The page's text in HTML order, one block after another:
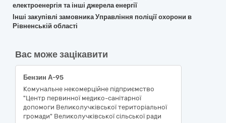
електроенергія та інші джерела енергії
Інші закупівлі замовника Управління поліції охорони в
Рівненській області
Вас може зацікавити
Бензин А-95
Комунальне некомерційне підприємство
"Центр первинної медико-санітарної
допомоги Великолучківської територіальної
громади" Великолучківської сільської ради